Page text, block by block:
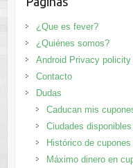
¿Que es fever?
¿Quiénes somos?
Android Privacy policity
Contacto
Dudas
Caducan mis
Ciudades disponibles
Histórico de cupones
Máximo dinero en